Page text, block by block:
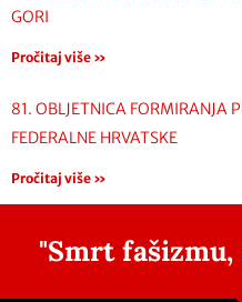
GORI
Pročitaj više »
81. OBLJETNICA FORMIRANJA
FEDERALNE HRVATSKE
Pročitaj više »
"Smrt fašizmu,